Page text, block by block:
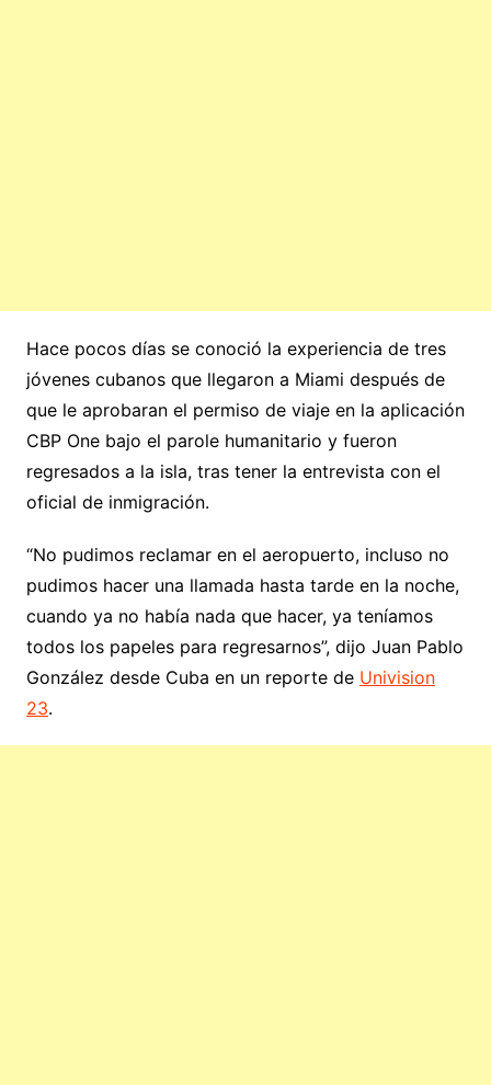
Hace pocos días se conoció la experiencia de tres
jóvenes cubanos que llegaron a Miami después de
que le aprobaran el permiso de viaje en la aplicación
CBP One bajo el parole humanitario y fueron
regresados a la isla, tras tener la entrevista con el
oficial de inmigración.
“No pudimos reclamar en el aeropuerto, incluso no
pudimos hacer una llamada hasta tarde en la noche,
cuando ya no había nada que hacer, ya teníamos
todos los papeles para regresarnos”, dijo Juan Pablo
González desde Cuba en un reporte de Univision
23.